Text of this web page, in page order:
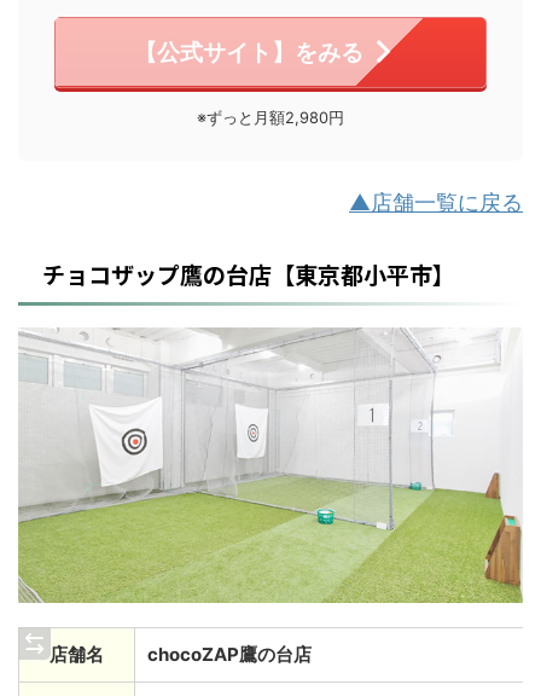
【公式サイト】をみる
※ずっと月額2,980円
▲店舗一覧に戻る
チョコザップ鷹の台店【東京都小平市】
店舗名 chocoZAP鷹の台店